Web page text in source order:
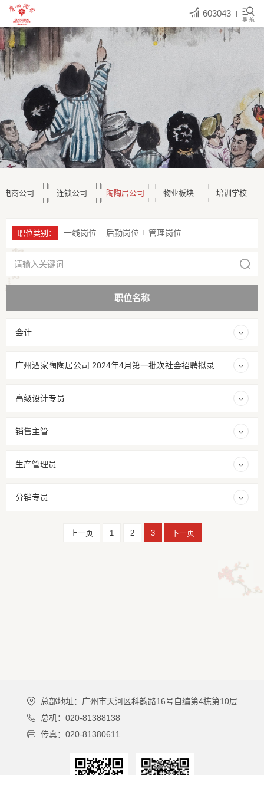
603043
导 航
电商公司 连锁公司 陶陶居公司 物业板块 培训学校
职位类别： 一线岗位 后勤岗位 管理岗位
职位名称
会计
高级设计专员
销售主管
生产管理员
分销专员
上一页 1 2 3 下一页
总部地址：广州市天河区科韵路16号自编第4栋第10层
总机：020-81388138
传真：020-81380611